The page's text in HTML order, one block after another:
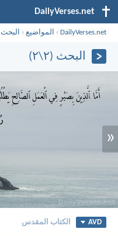
DailyVerses.net
DailyVerses.net
› المواضيع › البحث
البحث (٢\٢)
«
AVD الكتاب المقدس